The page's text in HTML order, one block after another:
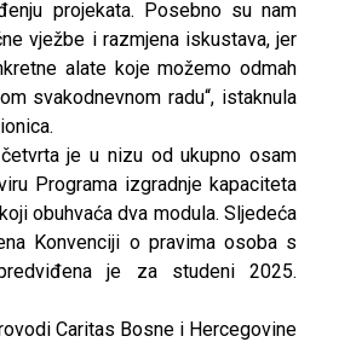
projekata. Posebno su nam
vježbe i razmjena iskustava, jer
alate koje možemo odmah
svakodnevnom radu“, istaknula
je u nizu od ukupno osam
Programa izgradnje kapaciteta
obuhvaća dva modula. Sljedeća
Konvenciji o pravima osoba s
je za studeni 2025.
Caritas Bosne i Hercegovine